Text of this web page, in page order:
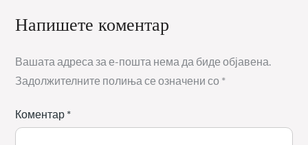
Напишете коментар
Вашата адреса за е-пошта нема да биде објавена.
Задолжителните полиња се означени со *
Коментар *